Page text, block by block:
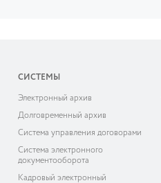
СИСТЕМЫ
Электронный архив
Долговременный архив
Система управления договорами
Система электронного
документооборота
Кадровый электронный